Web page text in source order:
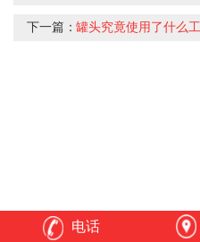
下一篇：罐头究竟使用了什么
电话